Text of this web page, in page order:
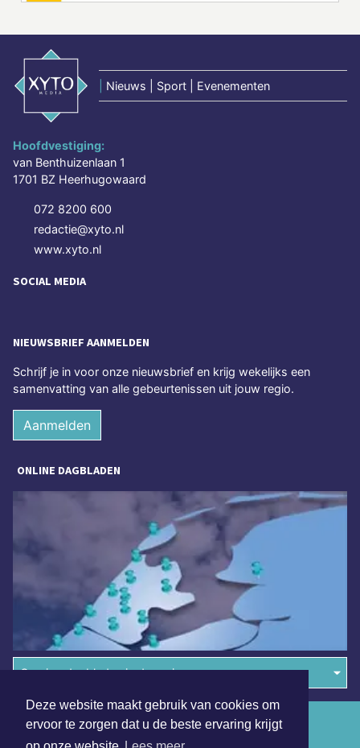
Deze website maakt gebruik van cookies om
ervoor te zorgen dat u de beste ervaring krijgt
Nieuws | Sport | Evenementen
Hoofdvestiging:
van Benthuizenlaan 1
1701 BZ Heerhugowaard
072 8200 600
redactie@xyto.nl
www.xyto.nl
SOCIAL MEDIA
NIEUWSBRIEF AANMELDEN
Schrijf je in voor onze nieuwsbrief en krijg wekelijks een
samenvatting van alle gebeurtenissen uit jouw regio.
Aanmelden
ONLINE DAGBLADEN
Overige dagbladen in de regio
Algemene voorwaarden